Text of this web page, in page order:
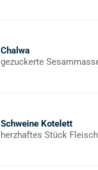
Chalwa
gezuckerte
Schweine Kotelett
herzhaftes Stück